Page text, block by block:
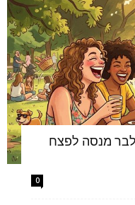
מנסה לפצח
0